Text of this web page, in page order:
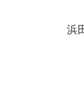
浜